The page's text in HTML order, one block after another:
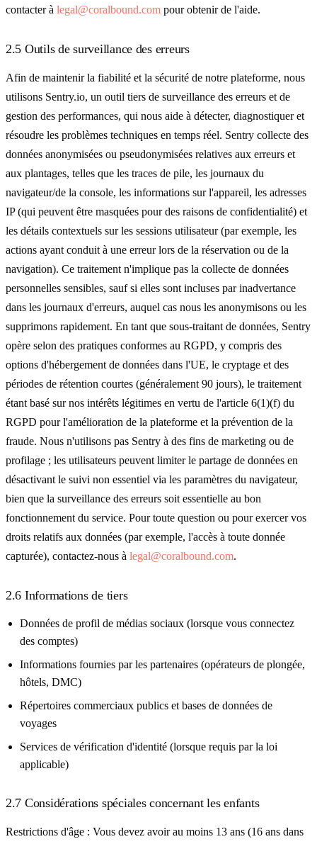
contacter à legal@coralbound.com pour obtenir de l'aide.
2.5 Outils de surveillance des erreurs
Afin de maintenir la fiabilité et la sécurité de notre plateforme, nous
utilisons Sentry.io, un outil tiers de surveillance des erreurs et de
gestion des performances, qui nous aide à détecter, diagnostiquer et
résoudre les problèmes techniques en temps réel. Sentry collecte des
données anonymisées ou pseudonymisées relatives aux erreurs et
aux plantages, telles que les traces de pile, les journaux du
navigateur/de la console, les informations sur l'appareil, les adresses
IP (qui peuvent être masquées pour des raisons de confidentialité) et
les détails contextuels sur les sessions utilisateur (par exemple, les
actions ayant conduit à une erreur lors de la réservation ou de la
navigation). Ce traitement n'implique pas la collecte de données
personnelles sensibles, sauf si elles sont incluses par inadvertance
dans les journaux d'erreurs, auquel cas nous les anonymisons ou les
supprimons rapidement. En tant que sous-traitant de données, Sentry
opère selon des pratiques conformes au RGPD, y compris des
options d'hébergement de données dans l'UE, le cryptage et des
périodes de rétention courtes (généralement 90 jours), le traitement
étant basé sur nos intérêts légitimes en vertu de l'article 6(1)(f) du
RGPD pour l'amélioration de la plateforme et la prévention de la
fraude. Nous n'utilisons pas Sentry à des fins de marketing ou de
profilage ; les utilisateurs peuvent limiter le partage de données en
désactivant le suivi non essentiel via les paramètres du navigateur,
bien que la surveillance des erreurs soit essentielle au bon
fonctionnement du service. Pour toute question ou pour exercer vos
droits relatifs aux données (par exemple, l'accès à toute donnée
capturée), contactez-nous à legal@coralbound.com.
2.6 Informations de tiers
Données de profil de médias sociaux (lorsque vous connectez
des comptes)
Informations fournies par les partenaires (opérateurs de plongée,
hôtels, DMC)
Répertoires commerciaux publics et bases de données de
voyages
Services de vérification d'identité (lorsque requis par la loi
applicable)
2.7 Considérations spéciales concernant les enfants
Restrictions d'âge : Vous devez avoir au moins 13 ans (16 ans dans